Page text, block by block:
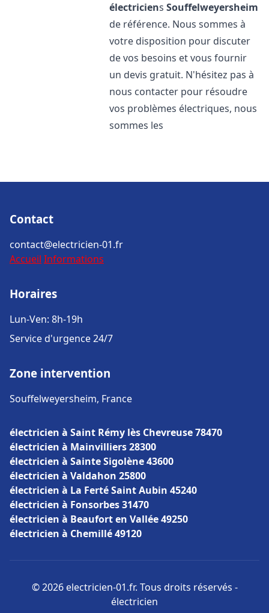
électriciensSouffelweyersheim
de référence. Nous sommes à
votre disposition pour discuter
de vos besoins et vous fournir
un devis gratuit. N'hésitez pas à
nous contacter pour résoudre
vos problèmes électriques, nous
sommes les
Contact
contact@electricien-01.fr
Accueil Informations
Horaires
Lun-Ven: 8h-19h
Service d'urgence 24/7
Zone intervention
Souffelweyersheim, France
électricien à Saint Rémy lès Chevreuse 78470
électricien à Mainvilliers 28300
électricien à Sainte Sigolène 43600
électricien à Valdahon 25800
électricien à La Ferté Saint Aubin 45240
électricien à Fonsorbes 31470
électricien à Beaufort en Vallée 49250
électricien à Chemillé 49120
© 2026 electricien-01.fr. Tous droits réservés -
électricien